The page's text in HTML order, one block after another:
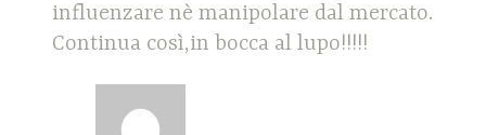
influenzare nè manipolare dal mercato.
Continua così,in bocca al lupo!!!!!